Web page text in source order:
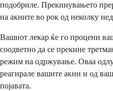
подобриле. Прекинувањето
на акните во рок од неколку
Вашиот лекар ќе го процени
соодветно да се прекине
режим на одржување. Оваа
реагирале вашите акни и од
појавата.